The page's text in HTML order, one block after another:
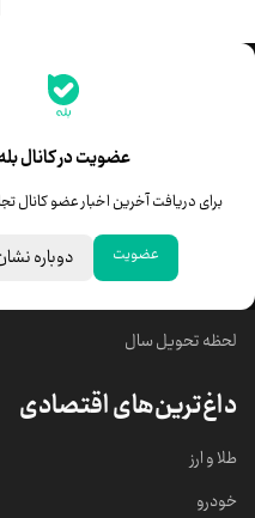
عضویت در کانال
برای دریافت آخرین اخبار عضو کانال
عضویت دوباره
جدیدترین قیمت‌ها
خبرهای مهم
لحظه تحویل سال
داغ‌ترین‌های اقتصادی
طلا و ارز
خودرو